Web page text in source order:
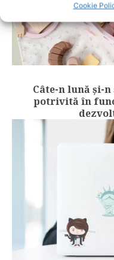
Cookie
Câte-n lună și-
potrivită în